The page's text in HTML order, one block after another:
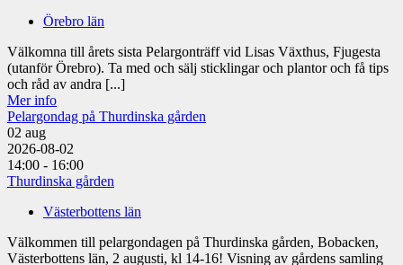
Örebro län
Välkomna till årets sista Pelargonträff vid Lisas Växthus, Fjugesta
(utanför Örebro). Ta med och sälj sticklingar och plantor och få tips
och råd av andra [...]
Mer info
Pelargondag på Thurdinska gården
02 aug
2026-08-02
14:00 - 16:00
Thurdinska gården
Västerbottens län
Välkommen till pelargondagen på Thurdinska gården, Bobacken,
Västerbottens län, 2 augusti, kl 14-16! Visning av gårdens samling